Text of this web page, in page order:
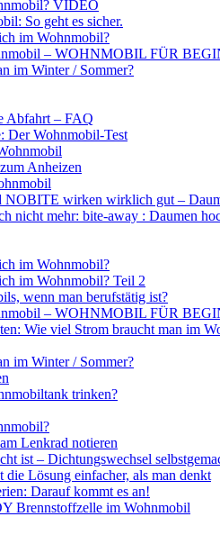
VIDEO
So geht es sicher.
im Wohnmobil?
– WOHNMOBIL FÜR
im Winter / Sommer?
Abfahrt – FAQ
Der Wohnmobil-Test
Anheizen
NOBITE wirken wirklich gut –
nicht mehr: bite-away : Daumen
im Wohnmobil?
im Wohnmobil? Teil 2
wenn man berufstätig ist?
– WOHNMOBIL FÜR
Wie viel Strom braucht man im
im Winter / Sommer?
trinken?
Lenkrad notieren
ist – Dichtungswechsel
Lösung einfacher, als man denkt
Darauf kommt es an!
Brennstoffzelle im Wohnmobil